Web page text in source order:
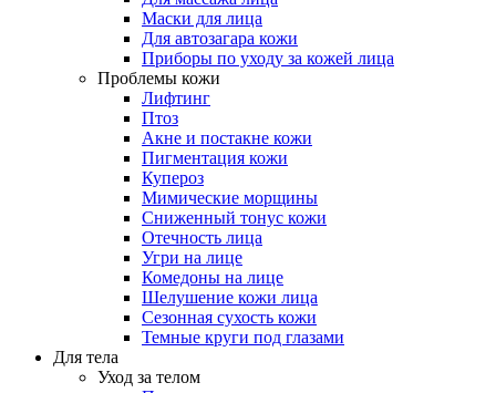
Маски для лица
Для автозагара кожи
Приборы по уходу за кожей лица
Проблемы кожи
Лифтинг
Птоз
Акне и постакне кожи
Пигментация кожи
Купероз
Мимические морщины
Сниженный тонус кожи
Отечность лица
Угри на лице
Комедоны на лице
Шелушение кожи лица
Сезонная сухость кожи
Темные круги под глазами
Для тела
Уход за телом